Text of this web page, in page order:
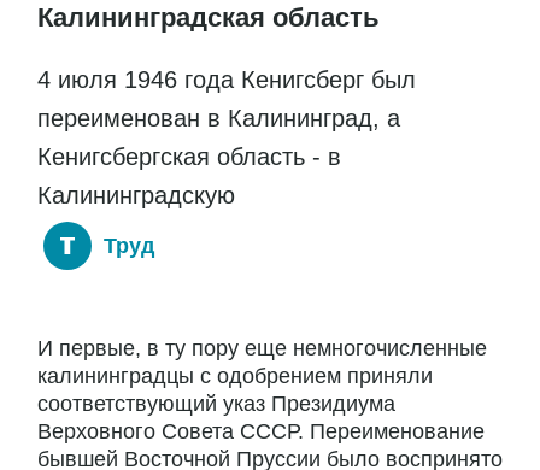
Калининградская область
4 июля 1946 года Кенигсберг был
переименован в Калининград, а
Кенигсбергская область - в
Калининградскую
Труд
И первые, в ту пору еще немногочисленные
калининградцы с одобрением приняли
соответствующий указ Президиума
Верховного Совета СССР. Переименование
бывшей Восточной Пруссии было воспринято